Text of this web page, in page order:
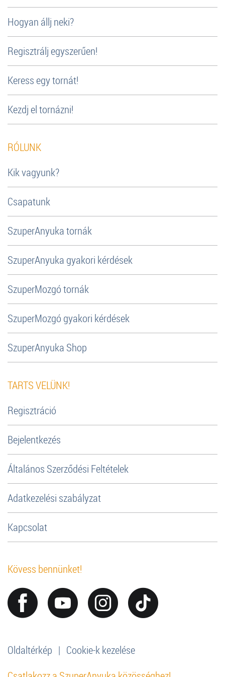
Hogyan állj neki?
Regisztrálj egyszerűen!
Keress egy tornát!
Kezdj el tornázni!
RÓLUNK
Kik vagyunk?
Csapatunk
SzuperAnyuka tornák
SzuperAnyuka gyakori kérdések
SzuperMozgó tornák
SzuperMozgó gyakori kérdések
SzuperAnyuka Shop
TARTS VELÜNK!
Regisztráció
Bejelentkezés
Általános Szerződési Feltételek
Adatkezelési szabályzat
Kapcsolat
Kövess bennünket!
Oldaltérkép | Cookie-k kezelése